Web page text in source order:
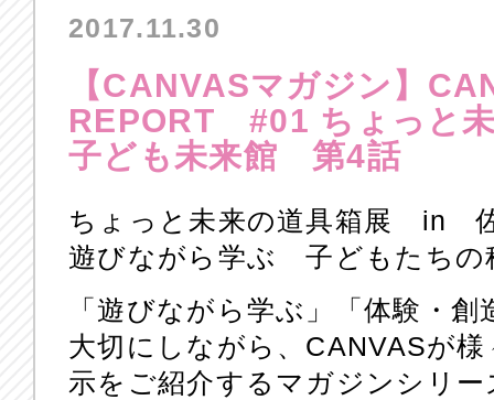
2017.11.30
【CANVASマガジン】
REPORT #01 ちょっと
子ども未来館 第4話
ちょっと未来の道具箱展 in
遊びながら学ぶ 子どもたち
「遊びながら学ぶ」「体験・
大切にしながら、CANVASが
示をご紹介するマガジンシリー